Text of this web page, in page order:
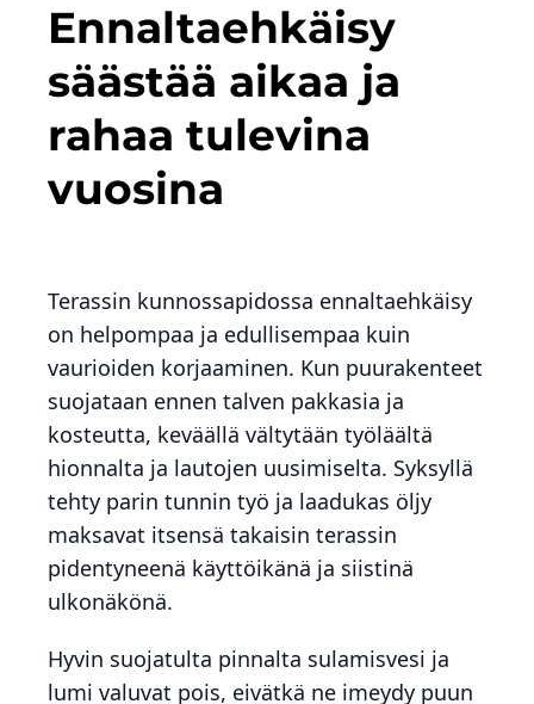
Ennaltaehkäisy
säästää aikaa ja
rahaa tulevina
vuosina
Terassin kunnossapidossa ennaltaehkäisy
on helpompaa ja edullisempaa kuin
vaurioiden korjaaminen. Kun puurakenteet
suojataan ennen talven pakkasia ja
kosteutta, keväällä vältytään työläältä
hionnalta ja lautojen uusimiselta. Syksyllä
tehty parin tunnin työ ja laadukas öljy
maksavat itsensä takaisin terassin
pidentyneenä käyttöikänä ja siistinä
ulkonäkönä.
Hyvin suojatulta pinnalta sulamisvesi ja
lumi valuvat pois, eivätkä ne imeydy puun